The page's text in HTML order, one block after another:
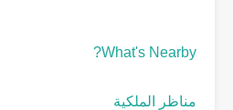
What's Nearby?
مناظر الملكية